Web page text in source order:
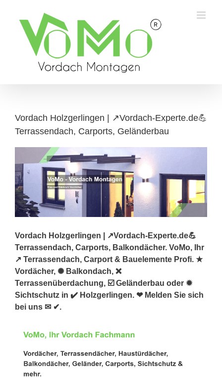
content
Vordach Holzgerlingen | ↗️Vordach-Experte.de💪
Terrassendach, Carports, Geländerbau
Vordach Holzgerlingen | ↗️Vordach-Experte.de💪
Terrassendach, Carports, Balkondächer. VoMo, Ihr
↗️ Terrassendach, Carport & Bauelemente Profi. ★
Vordächer, ✺ Balkondach, ❌
Terrassenüberdachung, ☑️ Geländerbau oder ✹
Sichtschutz in ✔️ Holzgerlingen. ❤ Melden Sie sich
bei uns ✉ ✔.